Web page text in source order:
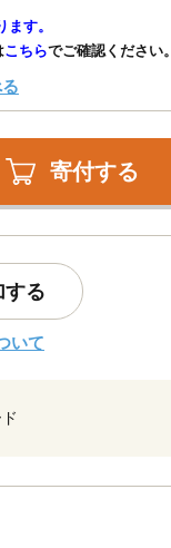
す。
こちらでご確認ください。
寄付する
する
いて